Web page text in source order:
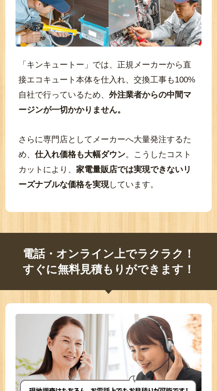
「キンキュートー」では、正規メーカーから直
接エコキュート本体を仕入れ、交換工事も100%
自社で行っているため、 外注業者からの中間マ
ージンが一切かかりません。
さらに専門店としてメーカーへ大量発注するた
め、仕入れ価格も大幅ダウン。こうしたコスト
カットにより、 家電量販店では実現できないリ
ーズナブルな価格を実現しています。
電話・オンライン上でラクラク！
すぐに無料見積もりができます！